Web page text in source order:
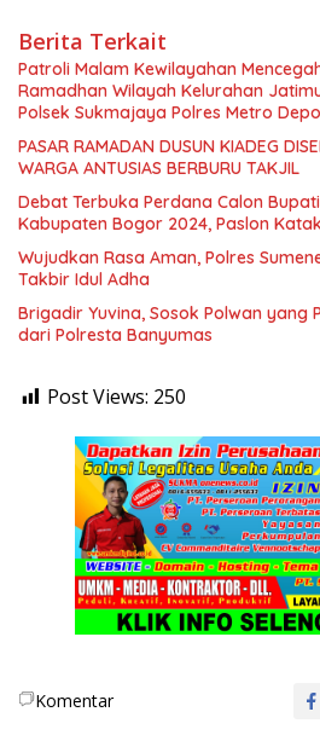
Berita Terkait
Patroli Malam Kewilayahan
Ramadhan Wilayah Kelurahan
Polsek Sukmajaya Polres Metro
PASAR RAMADAN DUSUN KIADEG
WARGA ANTUSIAS BERBURU TAKJIL
Debat Terbuka Perdana Calon
Kabupaten Bogor 2024, Paslon
Wujudkan Rasa Aman, Polres
Takbir Idul Adha
Brigadir Yuvina, Sosok Polwan yang
dari Polresta Banyumas
Post Views: 250
Komentar